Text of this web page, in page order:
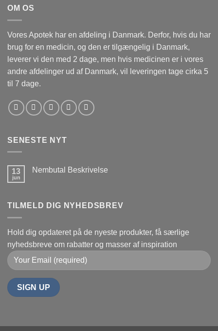
OM OS
Vores Apotek har en afdeling i Danmark. Derfor, hvis du har
brug for en medicin, og den er tilgængelig i Danmark,
leverer vi den med 2 dage, men hvis medicinen er i vores
andre afdelinger ud af Danmark, vil leveringen tage cirka 5
til 7 dage.
SENESTE NYT
13
jun
Nembutal Beskrivelse
Beskrivelse
TILMELD DIG NYHEDSBREV
Hold dig opdateret på de nyeste produkter, få særlige
nyhedsbreve om rabatter og masser af inspiration